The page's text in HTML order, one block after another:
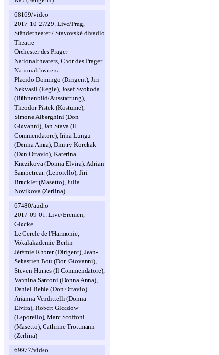
68169/video
2017-10-27/29. Live/Prag,
Ständetheater / Stavovské divadlo
Theatre
Orchester des Prager
Nationaltheaters, Chor des Prager
Nationaltheaters
Placido Domingo (Dirigent), Jiri
Nekvasil (Regie), Josef Svoboda
(Bühnenbild/Ausstattung),
Theodor Pistek (Kostüme),
Simone Alberghini (Don
Giovanni), Jan Stava (Il
Commendatore), Irina Lungu
(Donna Anna), Dmitry Korchak
(Don Ottavio), Katerina
Knezikova (Donna Elvira), Adrian
Sampetrean (Leporello), Jiri
Bruckler (Masetto), Julia
Novikova (Zerlina)
67480/audio
2017-09-01. Live/Bremen,
Glocke
Le Cercle de l'Harmonie,
Vokalakademie Berlin
Jérémie Rhorer (Dirigent), Jean-
Sebastien Bou (Don Giovanni),
Steven Humes (Il Commendatore),
Vannina Santoni (Donna Anna),
Daniel Behle (Don Ottavio),
Arianna Vendittelli (Donna
Elvira), Robert Gleadow
(Leporello), Marc Scoffoni
(Masetto), Cathrine Trottmann
(Zerlina)
69977/video